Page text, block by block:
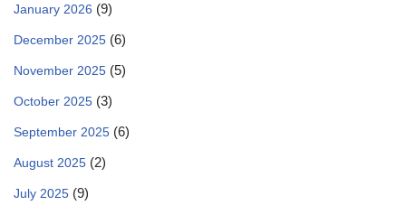
January 2026 (9)
December 2025 (6)
November 2025 (5)
October 2025 (3)
September 2025 (6)
August 2025 (2)
July 2025 (9)